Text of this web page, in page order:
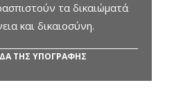
τα δικαιώματά
και δικαιοσύνη.
ΤΗΣ ΥΠΟΓΡΑΦΗΣ